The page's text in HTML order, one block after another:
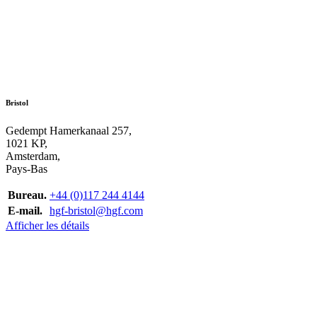
Bristol
Gedempt Hamerkanaal 257,
1021 KP,
Amsterdam,
Pays-Bas
Bureau. +44 (0)117 244 4144
E-mail. hgf-bristol@hgf.com
Afficher les détails